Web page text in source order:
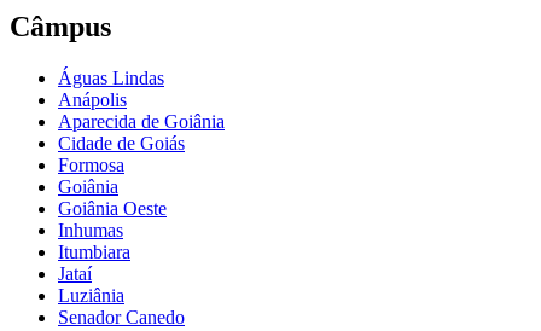
Câmpus
Águas Lindas
Anápolis
Aparecida de Goiânia
Cidade de Goiás
Formosa
Goiânia
Goiânia Oeste
Inhumas
Itumbiara
Jataí
Luziânia
Senador Canedo